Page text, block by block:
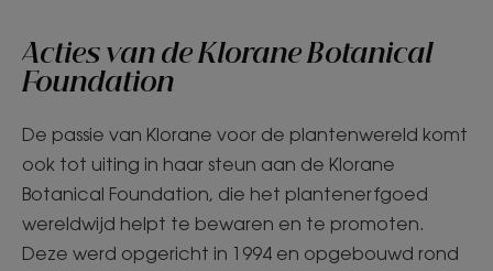
Acties van de Klorane Botanical
Foundation
De passie van Klorane voor de plantenwereld komt
ook tot uiting in haar steun aan de Klorane
Botanical Foundation, die het plantenerfgoed
wereldwijd helpt te bewaren en te promoten.
Deze werd opgericht in 1994 en opgebouwd rond